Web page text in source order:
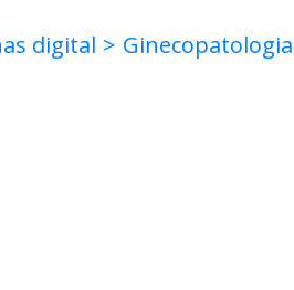
digital Ginecopatologia